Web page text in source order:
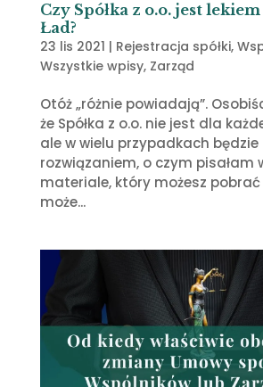
Czy Spółka z o.o. jest
Ład?
23 lis 2021 | Rejestracja spółki,
Wszystkie wpisy, Zarząd
Otóż „różnie powiadają”.
że Spółka z o.o. nie jest dla
ale w wielu przypadkach
rozwiązaniem, o czym pisałam
materiale, który możesz pobrać
może...